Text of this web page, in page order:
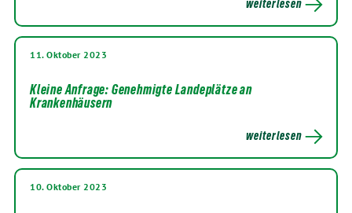
weiterlesen
11. Oktober 2023
Kleine Anfrage: Genehmigte Landeplätze an
Krankenhäusern
weiterlesen
10. Oktober 2023